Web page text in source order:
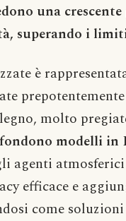
una
superando i
è
molto
modelli in
agenti
efficace e
come